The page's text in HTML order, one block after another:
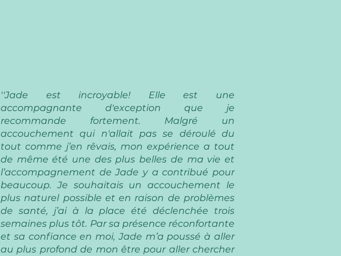
''Jade est incroyable! Elle est une
accompagnante d'exception que je
recommande fortement. Malgré un
accouchement qui n'allait pas se déroulé du
tout comme j’en rêvais, mon expérience a tout
de même été une des plus belles de ma vie et
l’accompagnement de Jade y a contribué pour
beaucoup. Je souhaitais un accouchement le
plus naturel possible et en raison de problèmes
de santé, j’ai à la place été déclenchée trois
semaines plus tôt. Par sa présence réconfortante
et sa confiance en moi, Jade m’a poussé à aller
au plus profond de mon être pour aller chercher